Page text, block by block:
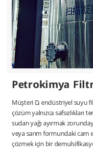
Petrokimya
Müşteri D, endüstriyel suyu
çözüm yalnızca safsızlıkları
sudan yağı ayırmak
veya sarım formundaki cam
çözmek için bir